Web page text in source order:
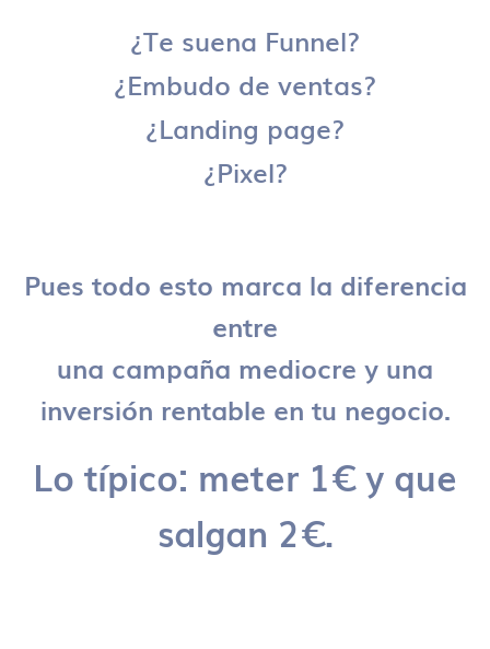
¿Te suena Funnel?
¿Embudo de ventas?
¿Landing page?
¿Pixel?
Pues todo esto marca la diferencia
entre
una campaña mediocre y una
inversión rentable en tu negocio.
Lo típico: meter 1€ y que
salgan 2€.